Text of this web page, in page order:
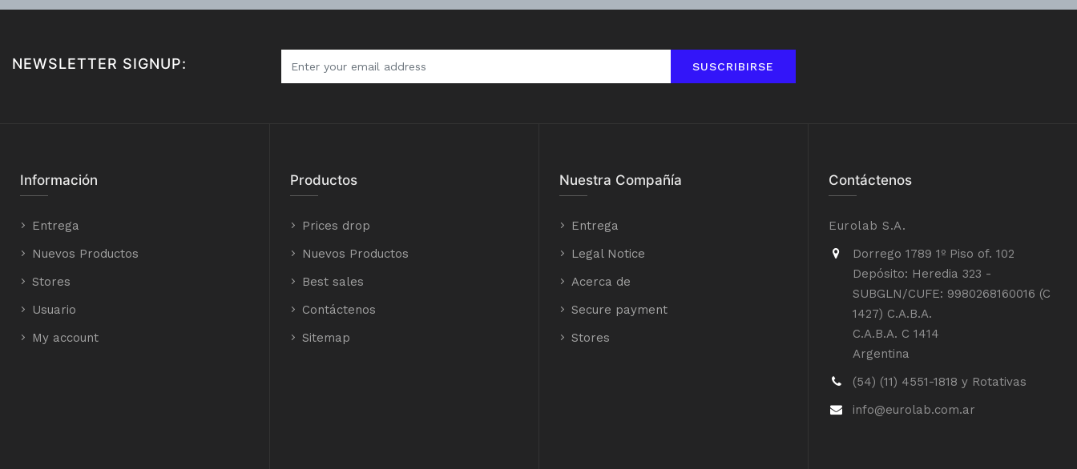
NEWSLETTER SIGNUP: SUSCRIBIRSE
Información
Entrega
Nuevos Productos
Stores
Usuario
My account
Productos
Prices drop
Nuevos Productos
Best sales
Contáctenos
Sitemap
Nuestra Compañía
Entrega
Legal Notice
Acerca de
Secure payment
Stores
Contáctenos
Eurolab S.A.
Dorrego 1789 1º Piso of. 102
Depósito: Heredia 323 -
SUBGLN/CUFE: 9980268160016 (C
1427) C.A.B.A.
C.A.B.A. C 1414
Argentina
(54) (11) 4551-1818 y Rotativas
info@eurolab.com.ar